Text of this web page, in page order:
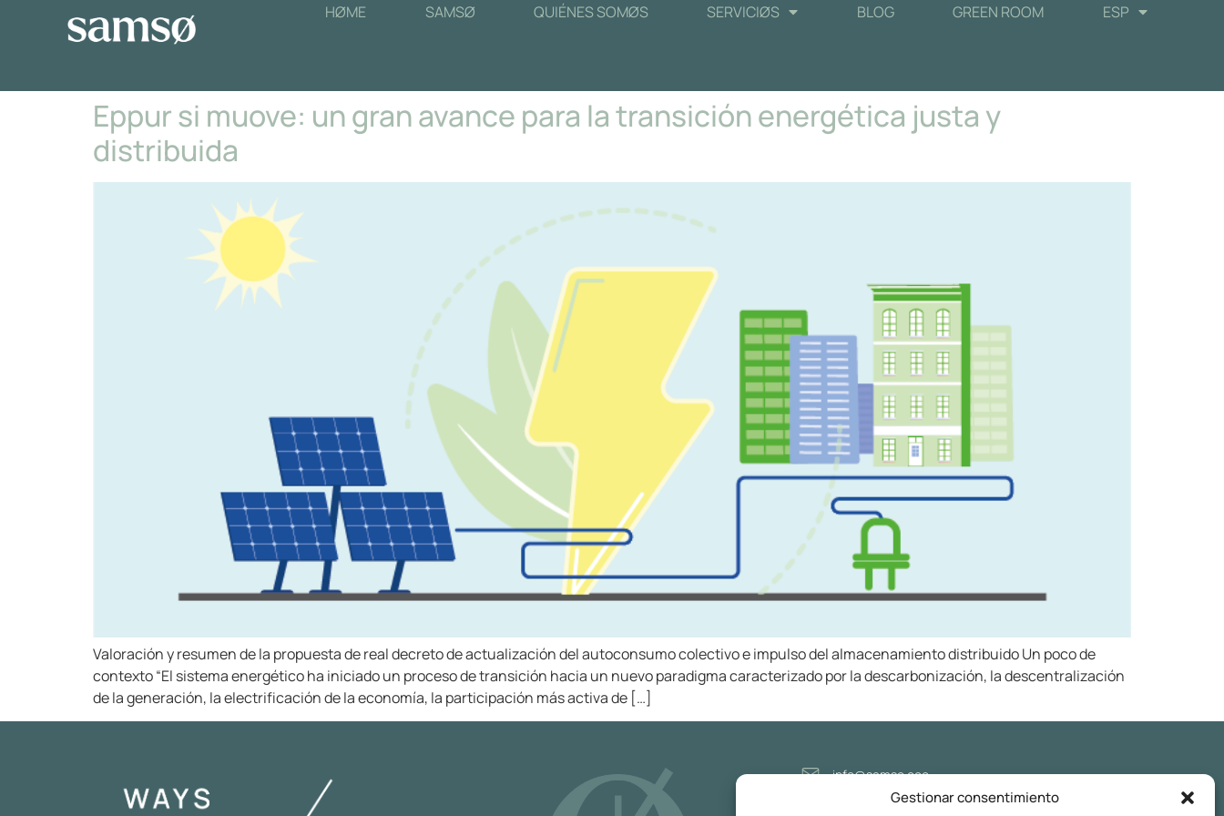
Gestionar consentimiento
HØME SAMSØ QUIÉNES SOMØS SERVICIØS BLOG GREEN ROOM ESP
Eppur si muove: un gran avance para la transición energética justa y
distribuida
Valoración y resumen de la propuesta de real decreto de actualización del autoconsumo colectivo e impulso del almacenamiento distribuido Un poco de
contexto “El sistema energético ha iniciado un proceso de transición hacia un nuevo paradigma caracterizado por la descarbonización, la descentralización
de la generación, la electrificación de la economía, la participación más activa de […]
info@samso.eco